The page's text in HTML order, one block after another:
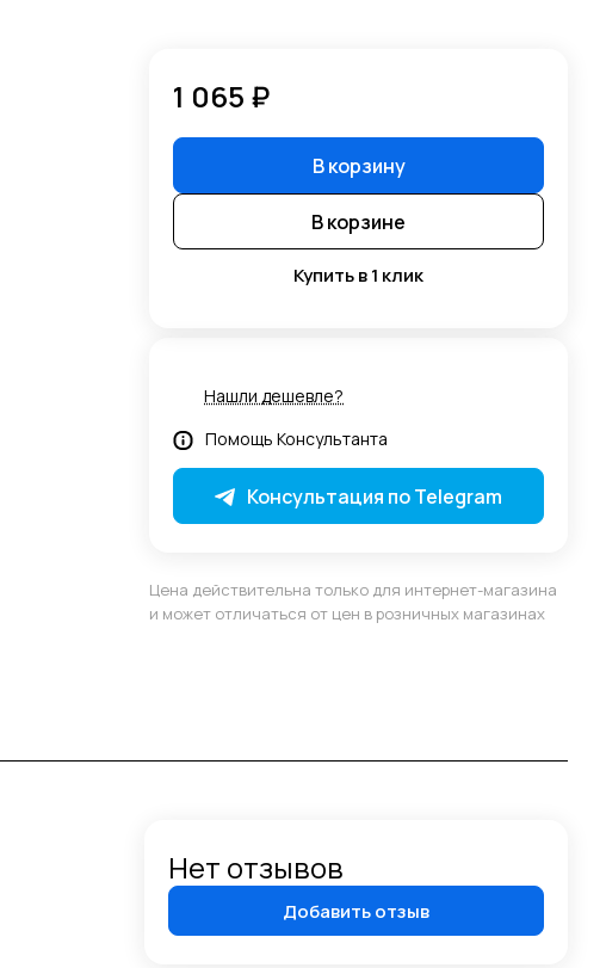
1 065 ₽
В корзину
В корзине
Купить в 1 клик
Нашли дешевле?
Помощь Консультанта
Консультация по Telegram
Цена действительна только для интернет-магазина
и может отличаться от цен в розничных магазинах
Нет отзывов
Добавить отзыв